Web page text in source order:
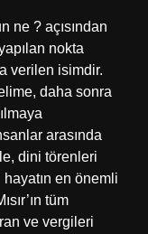
ne ? açısından
nokta
verilen isimdir.
daha sonra
arasında
dini törenleri
en önemli
tüm
ve vergileri